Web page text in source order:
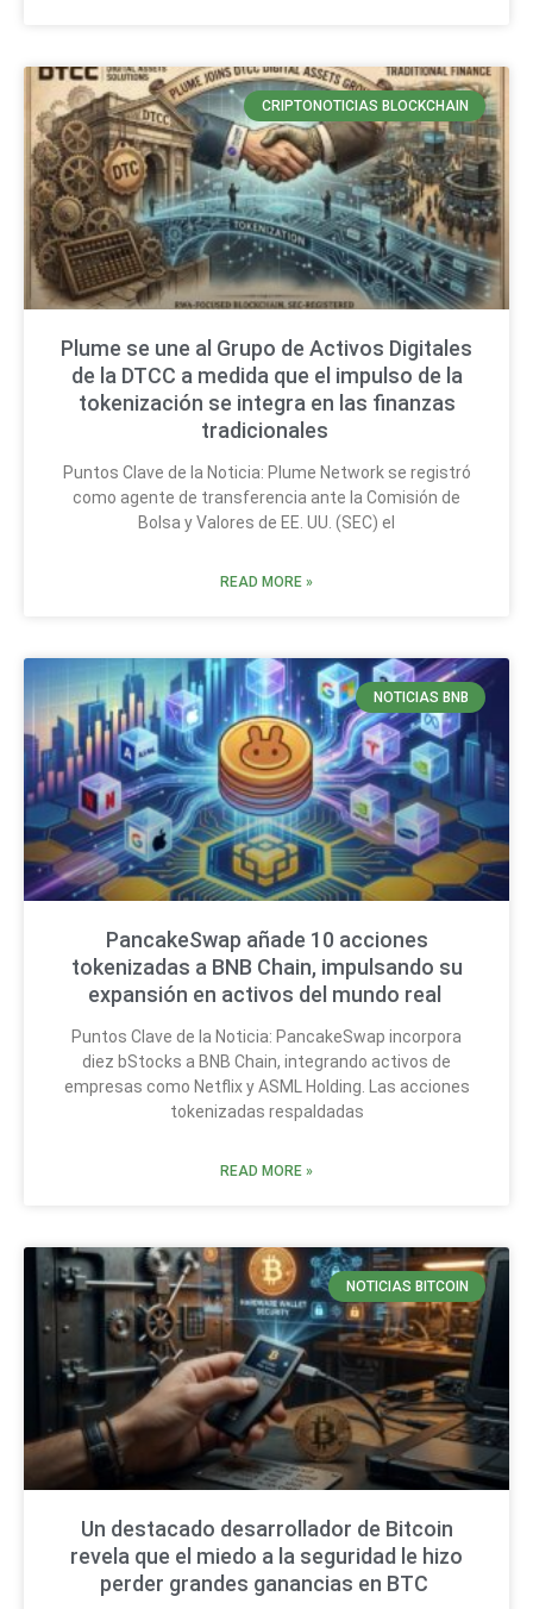
CRIPTONOTICIAS BLOCKCHAIN
Plume se une al Grupo de Activos Digitales
de la DTCC a medida que el impulso de la
tokenización se integra en las finanzas
tradicionales
Puntos Clave de la Noticia: Plume Network se registró
como agente de transferencia ante la Comisión de
Bolsa y Valores de EE. UU. (SEC) el
READ MORE »
NOTICIAS BNB
PancakeSwap añade 10 acciones
tokenizadas a BNB Chain, impulsando su
expansión en activos del mundo real
Puntos Clave de la Noticia: PancakeSwap incorpora
diez bStocks a BNB Chain, integrando activos de
empresas como Netflix y ASML Holding. Las acciones
tokenizadas respaldadas
READ MORE »
NOTICIAS BITCOIN
Un destacado desarrollador de Bitcoin
revela que el miedo a la seguridad le hizo
perder grandes ganancias en BTC